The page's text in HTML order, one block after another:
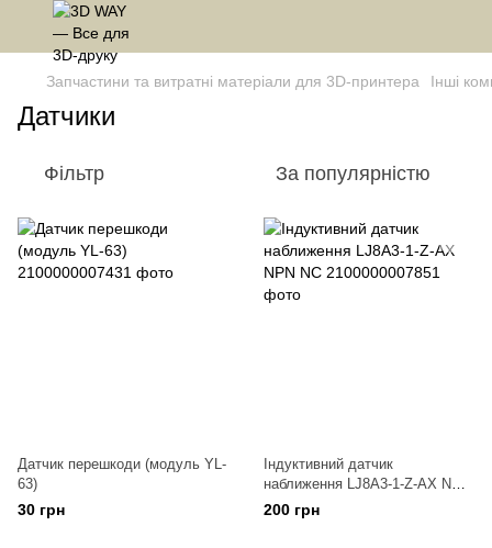
Запчастини та витратні матеріали для 3D-принтера Інші
Датчики
Фільтр За популярністю
Датчик перешкоди (модуль YL-
63)
30 грн
Індуктивний датчик
наближення LJ8A3-1-Z-AX NPN
NC
200 грн